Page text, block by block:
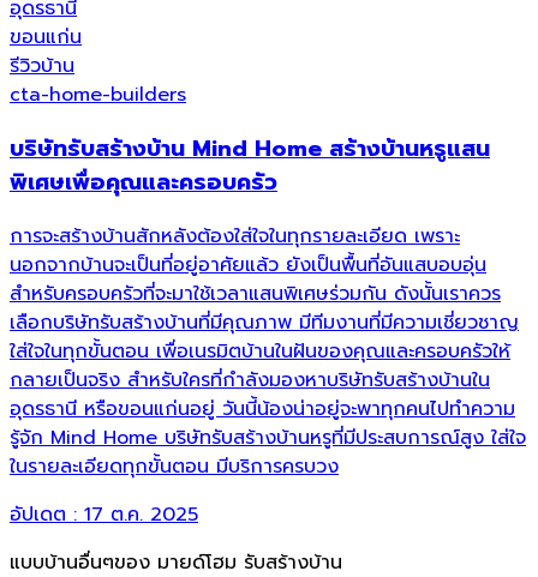
อุดรธานี
ขอนแก่น
รีวิวบ้าน
cta-home-builders
บริษัทรับสร้างบ้าน Mind Home สร้างบ้านหรูแสน
พิเศษเพื่อคุณและครอบครัว
การจะสร้างบ้านสักหลังต้องใส่ใจในทุกรายละเอียด เพราะ
นอกจากบ้านจะเป็นที่อยู่อาศัยแล้ว ยังเป็นพื้นที่อันแสบอบอุ่น
สำหรับครอบครัวที่จะมาใช้เวลาแสนพิเศษร่วมกัน ดังนั้นเราควร
เลือกบริษัทรับสร้างบ้านที่มีคุณภาพ มีทีมงานที่มีความเชี่ยวชาญ
ใส่ใจในทุกขั้นตอน เพื่อเนรมิตบ้านในฝันของคุณและครอบครัวให้
กลายเป็นจริง สำหรับใครที่กำลังมองหาบริษัทรับสร้างบ้านใน
อุดรธานี หรือขอนแก่นอยู่ วันนี้น้องน่าอยู่จะพาทุกคนไปทำความ
รู้จัก Mind Home บริษัทรับสร้างบ้านหรูที่มีประสบการณ์สูง ใส่ใจ
ในรายละเอียดทุกขั้นตอน มีบริการครบวง
อัปเดต : 17 ต.ค. 2025
แบบบ้านอื่นๆของ มายด์โฮม รับสร้างบ้าน